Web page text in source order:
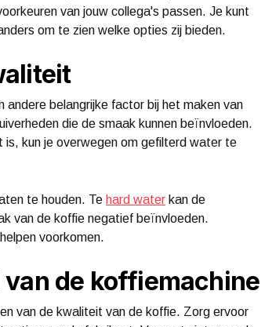
van jouw collega's passen. Je kunt
om te zien welke opties zij bieden.
belangrijke factor bij het maken van
die de smaak kunnen beïnvloeden.
kun je overwegen om gefilterd water te
te houden. Te hard water kan de
van de koffie negatief beïnvloeden.
voorkomen.
de koffiemachine
van de kwaliteit van de koffie. Zorg ervoor